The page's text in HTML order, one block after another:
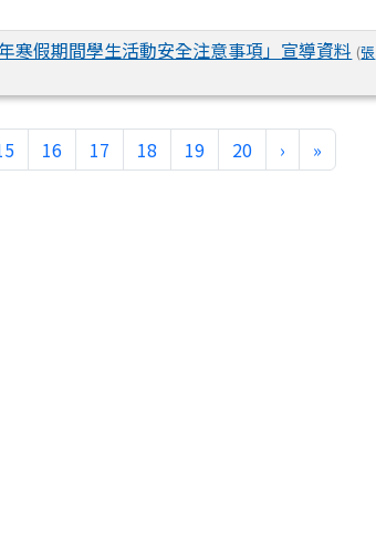
寒假期間學生活動安全注意事項」宣導資料 (張
16 17 18 19 20 › 下一頁
»